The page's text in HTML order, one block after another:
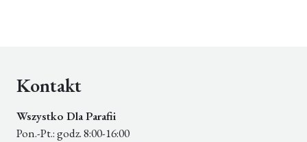
Kontakt
Wszystko Dla Parafii
Pon.-Pt.: godz. 8:00-16:00